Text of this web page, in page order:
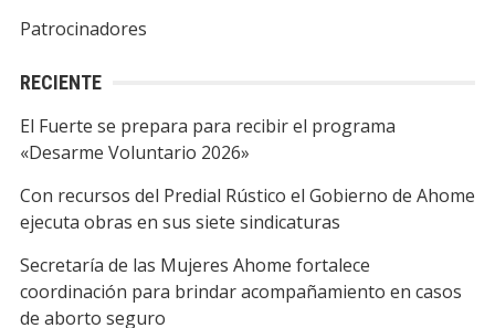
Patrocinadores
RECIENTE
El Fuerte se prepara para recibir el programa
«Desarme Voluntario 2026»
Con recursos del Predial Rústico el Gobierno de Ahome
ejecuta obras en sus siete sindicaturas
Secretaría de las Mujeres Ahome fortalece
coordinación para brindar acompañamiento en casos
de aborto seguro